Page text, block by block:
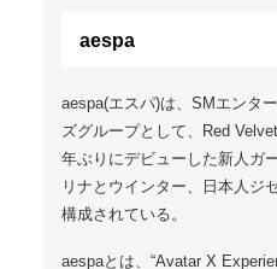
aespa
aespa(エスパ)は、SMエンタ
ズグループとして、Red
年ぶりにデビューした新人ガ
リナとウインター、日本人ジ
構成されている。
aespaとは、“Avatar X